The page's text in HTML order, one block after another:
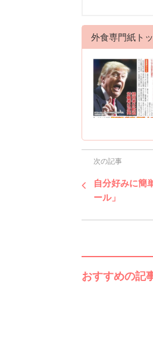
外食専門紙ト
次の記事
自分好みに簡
ール」
おすすめの記